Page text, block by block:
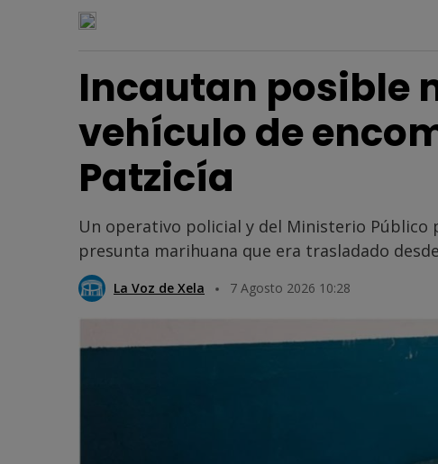
Incautan posible
vehículo de
Patzicía
Un operativo policial y del Ministerio
presunta marihuana que era trasladado
La Voz de Xela 7 Agosto 2026 10:28